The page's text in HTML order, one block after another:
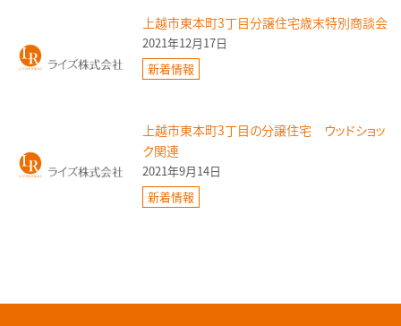
上越市東本町3丁目分譲住宅歳末特別商談会
2021年12月17日
新着情報
上越市東本町3丁目の分譲住宅 ウッドショッ
ク関連
2021年9月14日
新着情報